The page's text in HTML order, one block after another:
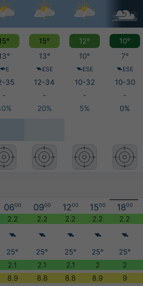
15° 12° 10°
13° 10° 7°
E ESE ESE ESE
35 12-34 10-32 10-30
- - - -
20% 5% 0%
0600 0900 1200 1500 1800
2.2 2.2 2.2 2.2 2.2
25° 25° 25° 25° 25°
2.1 2.1 2.1 2 2
8.9 8.8 8.8 8.9 9